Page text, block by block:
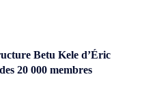
Betu Kele d’Éric
20 000 membres